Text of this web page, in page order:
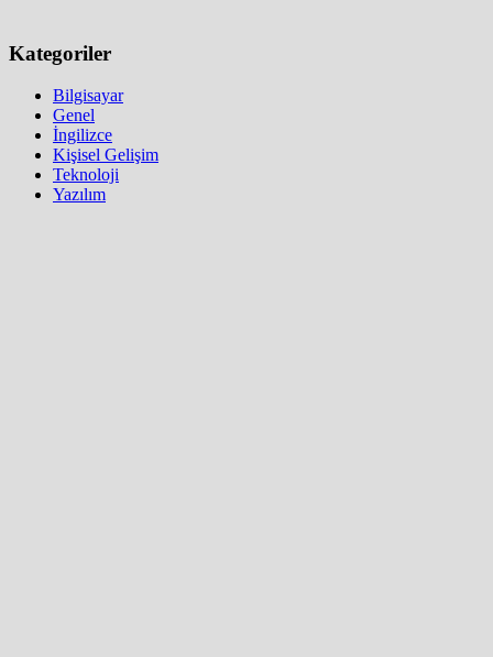
Kategoriler
Bilgisayar
Genel
İngilizce
Kişisel Gelişim
Teknoloji
Yazılım